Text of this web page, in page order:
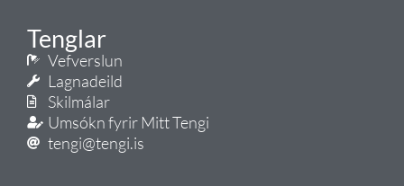
Tenglar
Vefverslun
Lagnadeild
Skilmálar
Umsókn fyrir Mitt Tengi
tengi@tengi.is